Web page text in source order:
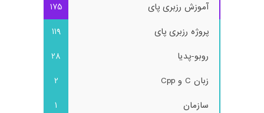
آموزش رزبری پای
175
پروژه رزبری پای
119
روبو-پدیا
28
زبان C و Cpp
2
سازمان
1